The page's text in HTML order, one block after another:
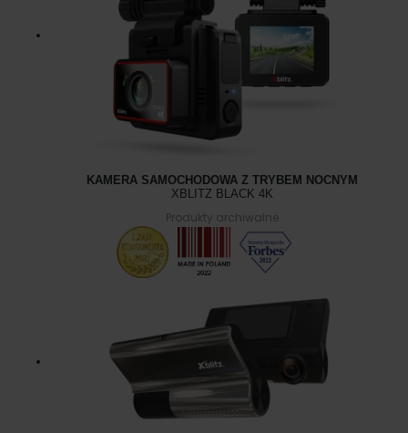
KAMERA SAMOCHODOWA Z TRYBEM NOCNYM
XBLITZ BLACK 4K
Produkty archiwalne